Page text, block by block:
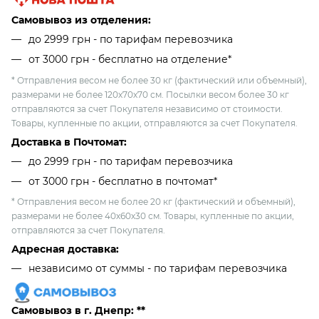
Самовывоз из отделения:
до 2999 грн - по тарифам перевозчика
от 3000 грн - бесплатно на отделение*
* Отправления весом не более 30 кг (фактический или объемный),
размерами не более 120х70х70 см. Посылки весом более 30 кг
отправляются за счет Покупателя независимо от стоимости.
Товары, купленные по акции, отправляются за счет Покупателя.
Доставка в Почтомат:
до 2999 грн - по тарифам перевозчика
от 3000 грн - бесплатно в почтомат*
* Отправления весом не более 20 кг (фактический и объемный),
размерами не более 40х60х30 см. Товары, купленные по акции,
отправляются за счет Покупателя.
Адресная доставка:
независимо от cуммы - по тарифам перевозчика
Самовывоз в г. Днепр: **